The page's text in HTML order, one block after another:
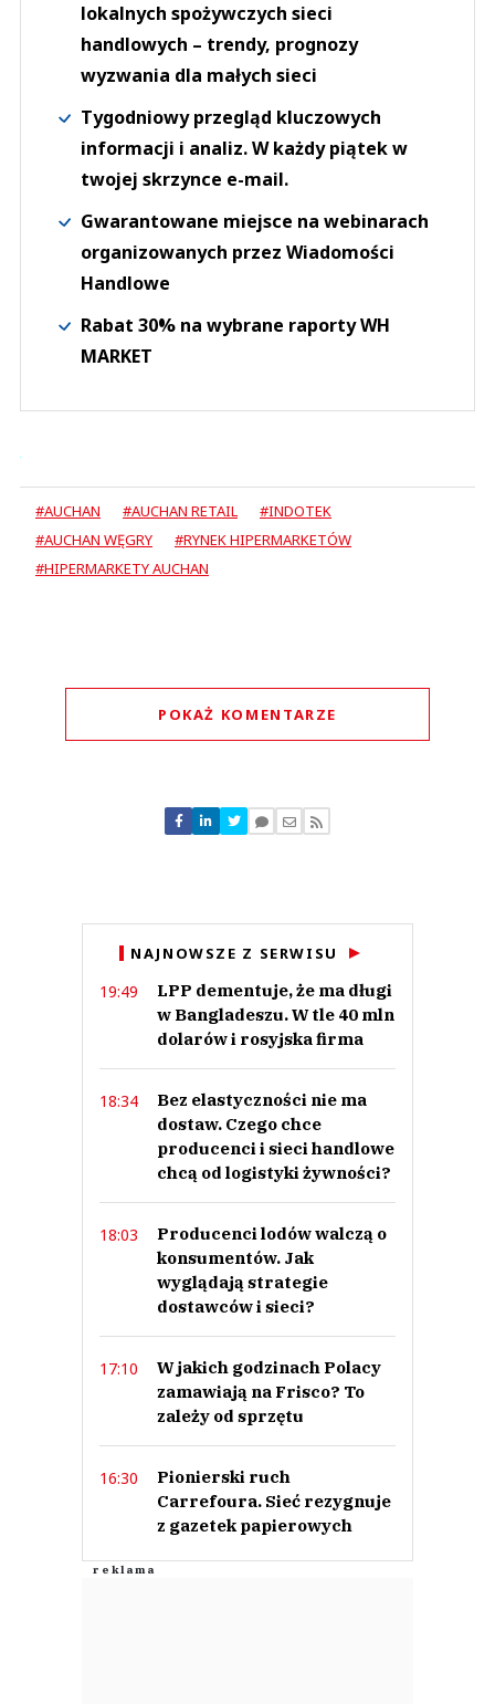
lokalnych spożywczych sieci
handlowych – trendy, prognozy
wyzwania dla małych sieci
Tygodniowy przegląd kluczowych
informacji i analiz. W każdy piątek w
twojej skrzynce e-mail.
Gwarantowane miejsce na webinarach
organizowanych przez Wiadomości
Handlowe
Rabat 30% na wybrane raporty WH
MARKET
#AUCHAN #AUCHAN RETAIL
#INDOTEK
#AUCHAN WĘGRY
#RYNEK HIPERMARKETÓW
#HIPERMARKETY AUCHAN
POKAŻ KOMENTARZE
This comment was minimized by the moderator on the site
Co nas obchodzi Auchan na Węgrzech?
Margo
Odpowiedz
0
0
Nie znaleziono komentarzy
Zostaw swoje komentarze
Imię (Wymagane)
Anuluj
Prześlij komentarz
NAJNOWSZE Z SERWISU
19:49
LPP dementuje, że ma długi
w Bangladeszu. W tle 40 mln
dolarów i rosyjska firma
18:34
Bez elastyczności nie ma
dostaw. Czego chce
producenci i sieci handlowe
chcą od logistyki żywności?
18:03
Producenci lodów walczą o
konsumentów. Jak
wyglądają strategie
dostawców i sieci?
17:10
W jakich godzinach Polacy
zamawiają na Frisco? To
zależy od sprzętu
16:30
Pionierski ruch
Carrefoura. Sieć rezygnuje
z gazetek papierowych